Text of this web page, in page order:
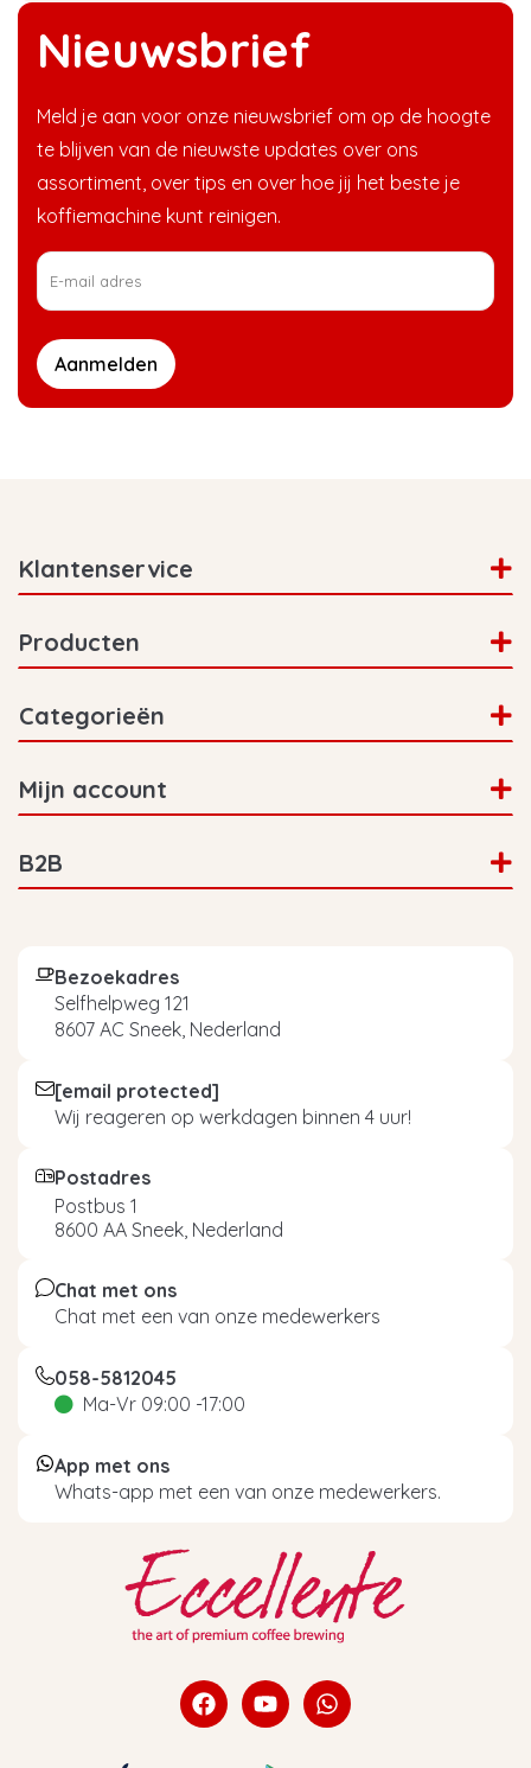
Nieuwsbrief
Meld je aan voor onze nieuwsbrief om op de hoogte
te blijven van de nieuwste updates over ons
assortiment, over tips en over hoe jij het beste je
koffiemachine kunt reinigen.
Aanmelden
Klantenservice
Producten
Categorieën
Mijn account
B2B
Bezoekadres
Selfhelpweg 121
8607 AC Sneek, Nederland
[email protected]
Wij reageren op werkdagen binnen 4 uur!
Postadres
Postbus 1
8600 AA Sneek, Nederland
Chat met ons
Chat met een van onze medewerkers
058-5812045
Ma-Vr 09:00 -17:00
App met ons
Whats-app met een van onze medewerkers.